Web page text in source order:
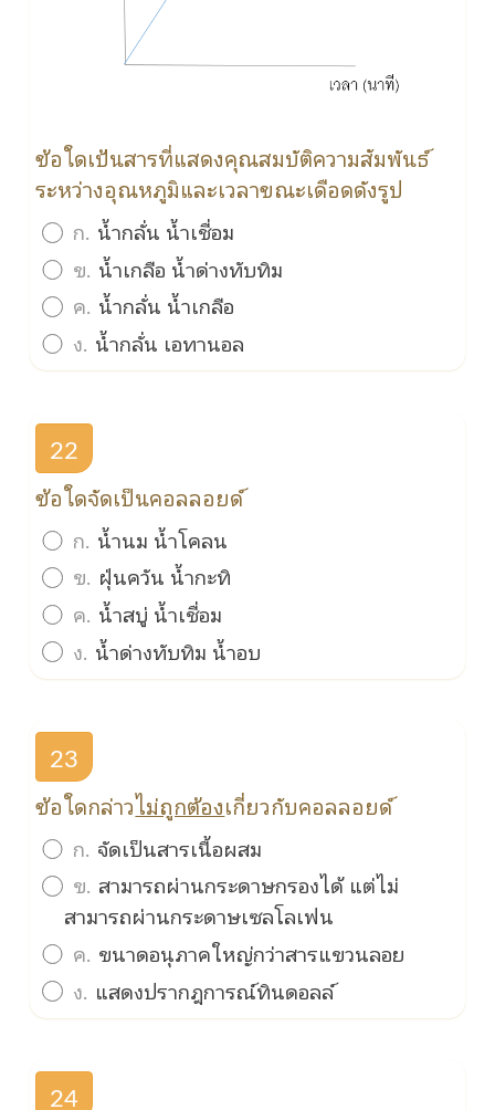
ข้อใดเป้นสารที่แสดงคุณสมบัติความสัมพันธ์
ระหว่างอุณหภูมิและเวลาขณะเดือดดังรูป
ก. น้ำกลั่น น้ำเชื่อม
ข. น้ำเกลือ น้ำด่างทับทิม
ค. น้ำกลั่น น้ำเกลือ
ง. น้ำกลั่น เอทานอล
22
ข้อใดจัดเป็นคอลลอยด์
ก. น้ำนม น้ำโคลน
ข. ฝุ่นควัน น้ำกะทิ
ค. น้ำสบู่ น้ำเชื่อม
ง. น้ำด่างทับทิม น้ำอบ
23
ข้อใดกล่าวไม่ถูกต้องเกี่ยวกับคอลลอยด์
ก. จัดเป็นสารเนื้อผสม
ข. สามารถผ่านกระดาษกรองได้ แต่ไม่
สามารถผ่านกระดาษเซลโลเฟน
ค. ขนาดอนุภาคใหญ่กว่าสารแขวนลอย
ง. แสดงปรากฎการณ์ทินดอลล์
24